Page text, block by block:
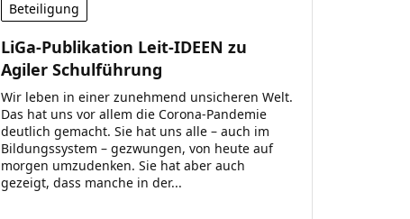
Beteiligung
LiGa-Publikation Leit-IDEEN zu
Agiler Schulführung
Wir leben in einer zunehmend unsicheren Welt.
Das hat uns vor allem die Corona-Pandemie
deutlich gemacht. Sie hat uns alle – auch im
Bildungssystem – gezwungen, von heute auf
morgen umzudenken. Sie hat aber auch
gezeigt, dass manche in der...